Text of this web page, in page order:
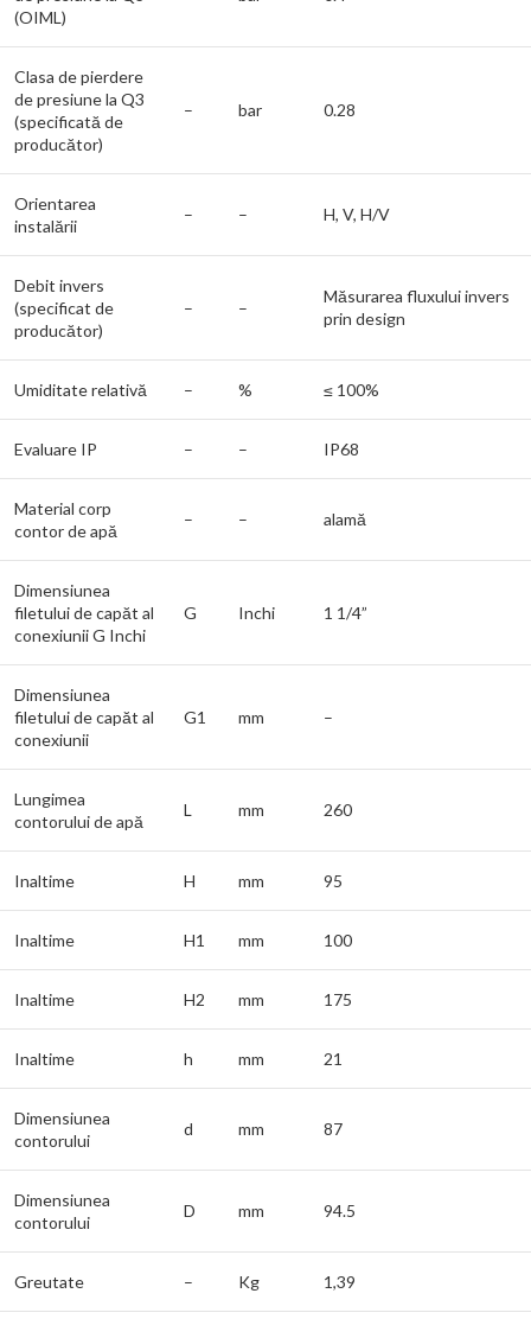
(OIML)
Clasa de pierdere
de presiune la Q3
(specificată de
producător)
– bar 0.28
Orientarea
instalării
– – H, V, H/V
Debit invers
(specificat de
producător)
– –
Măsurarea fluxului invers
prin design
Umiditate relativă – % ≤ 100%
Evaluare IP – – IP68
Material corp
contor de apă
– – alamă
Dimensiunea
filetului de capăt al
conexiunii G Inchi
G Inchi 1 1/4”
Dimensiunea
filetului de capăt al
conexiunii
G1 mm –
Lungimea
contorului de apă
L mm 260
Inaltime H mm 95
Inaltime H1 mm 100
Inaltime H2 mm 175
Inaltime h mm 21
Dimensiunea
contorului
d mm 87
Dimensiunea
contorului
D mm 94.5
Greutate – Kg 1,39